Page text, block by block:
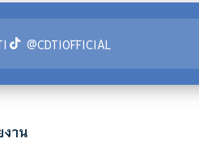
@CDTIOFFICIAL
งาน